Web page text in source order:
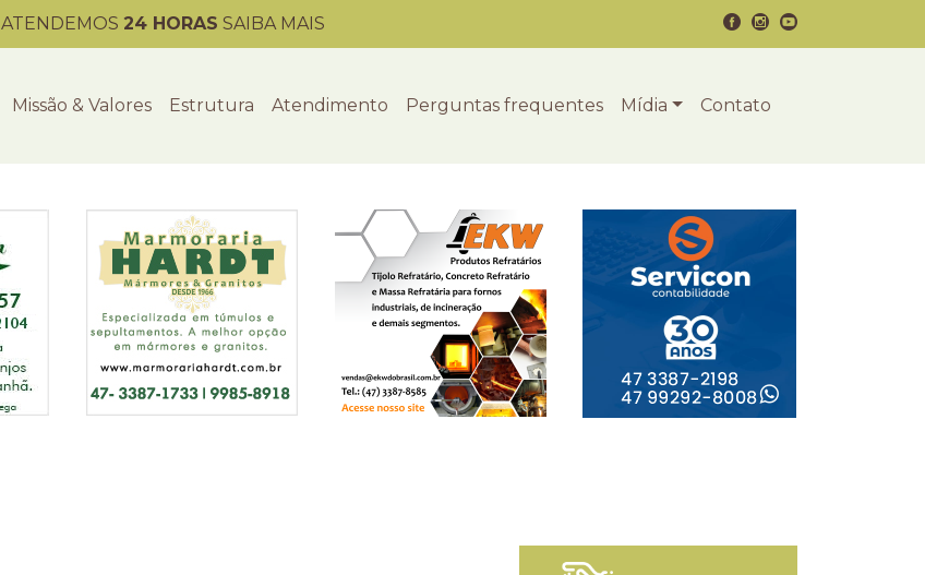
ATENDEMOS 24 HORAS SAIBA MAIS
Missão & Valores Estrutura Atendimento Perguntas frequentes Mídia Contato